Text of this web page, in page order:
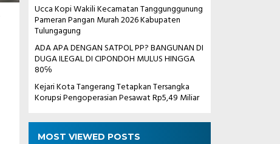
Ucca Kopi Wakili Kecamatan Tanggunggunung
Pameran Pangan Murah 2026 Kabupaten
Tulungagung
ADA APA DENGAN SATPOL PP? BANGUNAN DI
DUGA ILEGAL DI CIPONDOH MULUS HINGGA
80℅
Kejari Kota Tangerang Tetapkan Tersangka
Korupsi Pengoperasian Pesawat Rp5,49 Miliar
MOST VIEWED POSTS